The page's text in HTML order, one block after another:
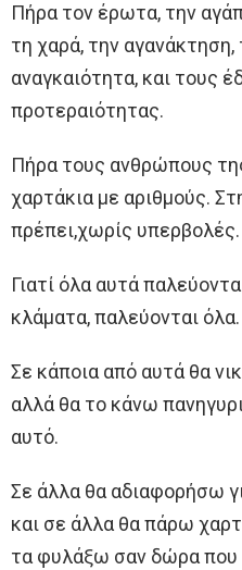
Πήρα τον έρωτα, την
τη χαρά, την αγανάκτηση,
αναγκαιότητα, και τους
προτεραιότητας.
Πήρα τους ανθρώπους
χαρτάκια με αριθμούς.
πρέπει,χωρίς υπερβολές.
Γιατί όλα αυτά
κλάματα, παλεύονται όλα.
Σε κάποια από αυτά θα
αλλά θα το κάνω
αυτό.
Σε άλλα θα αδιαφορήσω
και σε άλλα θα πάρω
τα φυλάξω σαν δώρα που